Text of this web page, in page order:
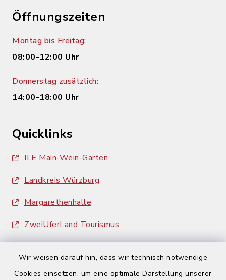
Wir weisen darauf hin, dass wir technisch notwendige
Cookies einsetzen, um eine optimale Darstellung unserer
Öffnungszeiten
Montag bis Freitag:
08:00-12:00 Uhr
Donnerstag zusätzlich:
14:00-18:00 Uhr
Quicklinks
ILE Main-Wein-Garten
Landkreis Würzburg
Margarethenhalle
ZweiUferLand Tourismus